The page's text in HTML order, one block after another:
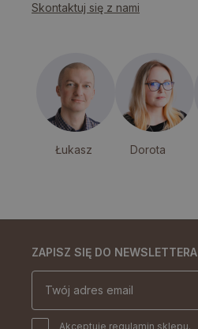
Skontaktuj się z nami
Łukasz Dorota
ZAPISZ SIĘ DO NEWSLETTERA
Akceptuje regulamin sklepu.